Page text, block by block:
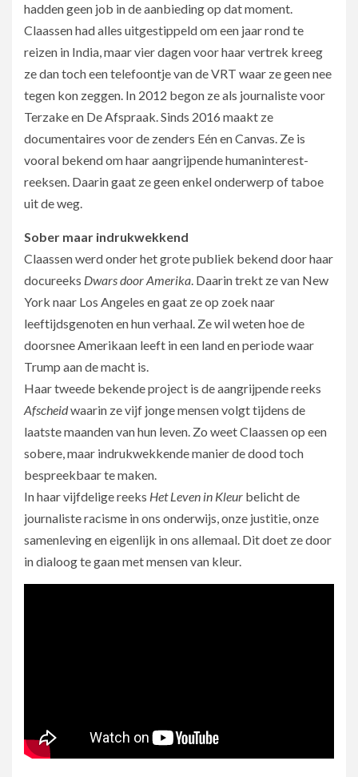
hadden geen job in de aanbieding op dat moment.
Claassen had alles uitgestippeld om een jaar rond te
reizen in India, maar vier dagen voor haar vertrek kreeg
ze dan toch een telefoontje van de VRT waar ze geen nee
tegen kon zeggen. In 2012 begon ze als journaliste voor
Terzake en De Afspraak. Sinds 2016 maakt ze
documentaires voor de zenders Eén en Canvas. Ze is
vooral bekend om haar aangrijpende humaninterest-
reeksen. Daarin gaat ze geen enkel onderwerp of taboe
uit de weg.
Sober maar indrukwekkend
Claassen werd onder het grote publiek bekend door haar
docureeks Dwars door Amerika. Daarin trekt ze van New
York naar Los Angeles en gaat ze op zoek naar
leeftijdsgenoten en hun verhaal. Ze wil weten hoe de
doorsnee Amerikaan leeft in een land en periode waar
Trump aan de macht is.
Haar tweede bekende project is de aangrijpende reeks
Afscheidwaarin ze vijf jonge mensen volgt tijdens de
laatste maanden van hun leven. Zo weet Claassen op een
sobere, maar indrukwekkende manier de dood toch
bespreekbaar te maken.
In haar vijfdelige reeks Het Leven in Kleur belicht de
journaliste racisme in ons onderwijs, onze justitie, onze
samenleving en eigenlijk in ons allemaal. Dit doet ze door
in dialoog te gaan met mensen van kleur.